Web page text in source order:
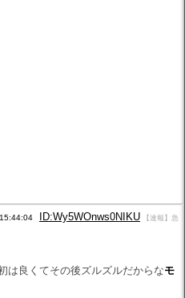
15:44:04 ID:Wy5WOnws0NIKU
【速報】急
は良くてその後ズルズルだからなモ